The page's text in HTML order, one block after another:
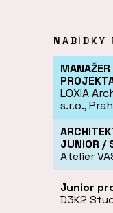
NABÍDKY
LOXIA
s.r.o.,
JUNIOR /
Atelier
Junior
D3K2